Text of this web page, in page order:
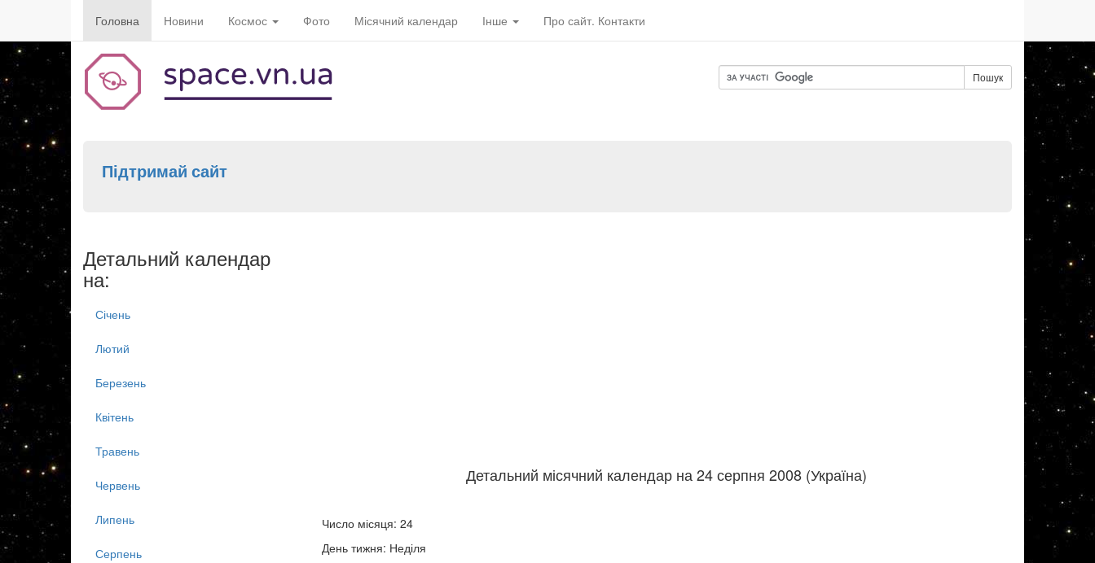
Головна Новини Космос Фото Місячний календар Інше Про сайт. Контакти
Пошук
Підтримай сайт
Детальний місячний календар на 24 серпня 2008 (Україна)
Число місяця: 24
День тижня: Неділя
Детальний календар
на:
Січень
Лютий
Березень
Квітень
Травень
Червень
Липень
Серпень